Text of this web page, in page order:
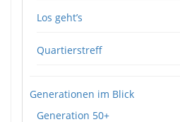
Los geht’s
Quartierstreff
Generationen im Blick
Generation 50+